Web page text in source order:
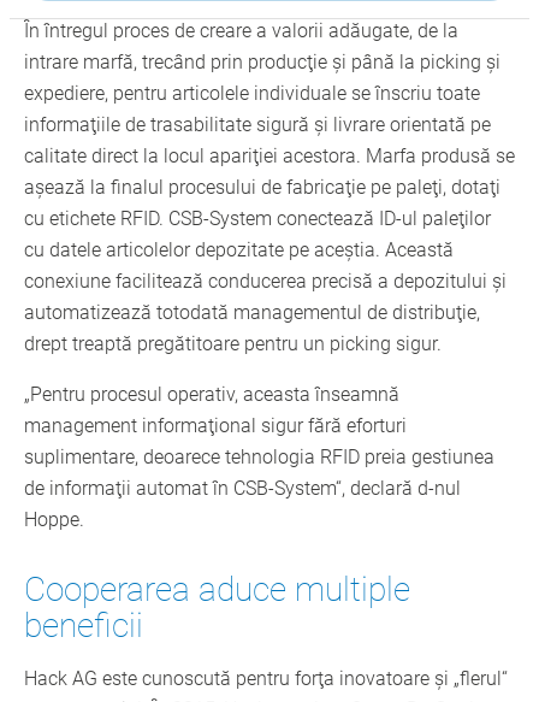
În întregul proces de creare a valorii adăugate, de la
intrare marfă, trecând prin producţie şi până la picking şi
expediere, pentru articolele individuale se înscriu toate
informaţiile de trasabilitate sigură şi livrare orientată pe
calitate direct la locul apariţiei acestora. Marfa produsă se
aşează la finalul procesului de fabricaţie pe paleţi, dotaţi
cu etichete RFID. CSB-System conectează ID-ul paleţilor
cu datele articolelor depozitate pe aceştia. Această
conexiune facilitează conducerea precisă a depozitului şi
automatizează totodată managementul de distribuţie,
drept treaptă pregătitoare pentru un picking sigur.
„Pentru procesul operativ, aceasta înseamnă
management informaţional sigur fără eforturi
suplimentare, deoarece tehnologia RFID preia gestiunea
de informaţii automat în CSB-System“, declară d-nul
Hoppe.
Cooperarea aduce multiple
beneficii
Hack AG este cunoscută pentru forţa inovatoare şi „flerul“